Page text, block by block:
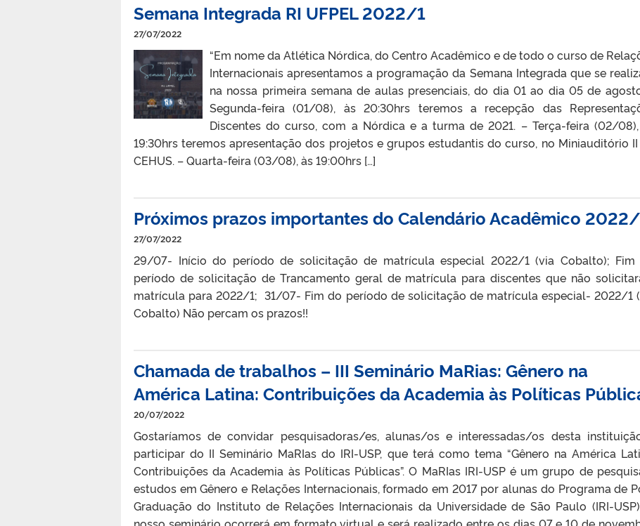
Semana Integrada RI UFPEL 2022/1
27/07/2022
“Em nome da Atlética Nórdica, do Centro Acadêmico e de todo o curso de
Internacionais apresentamos a programação da Semana Integrada que se
na nossa primeira semana de aulas presenciais, do dia 01 ao dia 05 de
Segunda-feira (01/08), às 20:30hrs teremos a recepção das
Discentes do curso, com a Nórdica e a turma de 2021. – Terça-feira (02/
19:30hrs teremos apresentação dos projetos e grupos estudantis do curso, no Miniauditório
CEHUS. – Quarta-feira (03/08), às 19:00hrs […]
Próximos prazos importantes do Calendário Acadêmico
27/07/2022
29/07- Início do período de solicitação de matrícula especial 2022/1 (via Cobalto); Fim
período de solicitação de Trancamento geral de matrícula para discentes que não
matrícula para 2022/1; 31/07- Fim do período de solicitação de matrícula especial- 2022/1
Cobalto) Não percam os prazos!!
Chamada de trabalhos – III Seminário MaRias: Gênero na
América Latina: Contribuições da Academia às Políticas
20/07/2022
Gostaríamos de convidar pesquisadoras/es, alunas/os e interessadas/os desta
participar do II Seminário MaRIas do IRI-USP, que terá como tema “Gênero na América
Contribuições da Academia às Políticas Públicas”. O MaRIas IRI-USP é um grupo de
estudos em Gênero e Relações Internacionais, formado em 2017 por alunas do Programa de
Graduação do Instituto de Relações Internacionais da Universidade de São Paulo (IRI-